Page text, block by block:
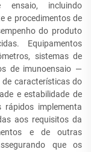
incluindo
e procedimentos de
do produto
Equipamentos
sistemas de
de imunoensaio —
características do
e estabilidade de
implementa
aos requisitos da
e de outras
que os